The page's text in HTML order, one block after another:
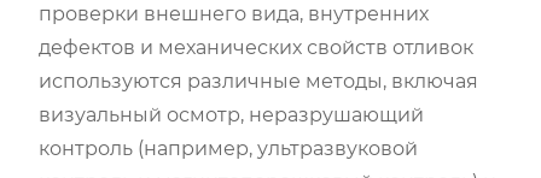
проверки внешнего вида, внутренних
дефектов и механических свойств отливок
используются различные методы, включая
визуальный осмотр, неразрушающий
контроль (например, ультразвуковой